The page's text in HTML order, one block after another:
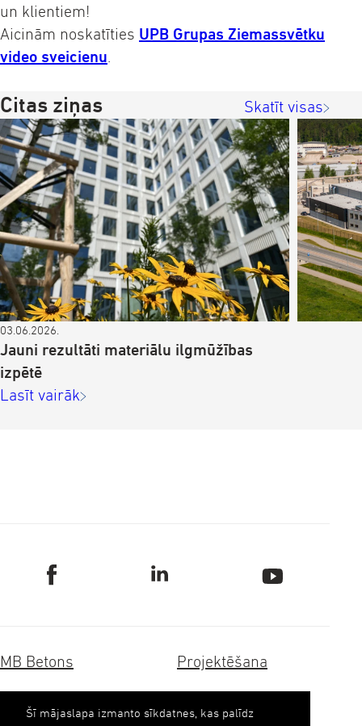
Šī mājaslapa izmanto sīkdatnes, kas palīdz
un klientiem!
Aicinām noskatīties UPB Grupas Ziemassvētku
video sveicienu.
Citas ziņas Skatīt visas
03.06.2026.
Jauni rezultāti materiālu ilgmūžības
izpētē
Lasīt vairāk
MB Betons Projektēšana